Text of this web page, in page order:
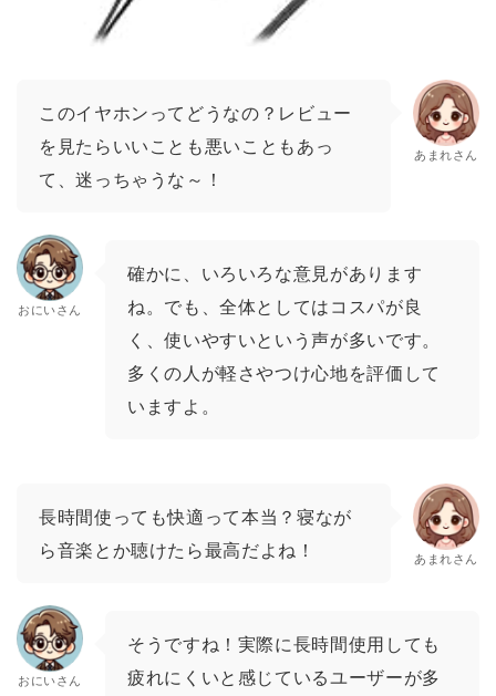
このイヤホンってどうなの？レビュー
を見たらいいことも悪いこともあっ
て、迷っちゃうな～！
あまれさん
おにいさん
確かに、いろいろな意見があります
ね。でも、全体としてはコスパが良
く、使いやすいという声が多いです。
多くの人が軽さやつけ心地を評価して
いますよ。
長時間使っても快適って本当？寝なが
ら音楽とか聴けたら最高だよね！
あまれさん
おにいさん
そうですね！実際に長時間使用しても
疲れにくいと感じているユーザーが多